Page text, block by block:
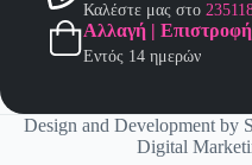
Καλέστε μας στο
Αλλαγή | Επιστροφή
Εντός 14 ημερών
Design and Development by
Digital